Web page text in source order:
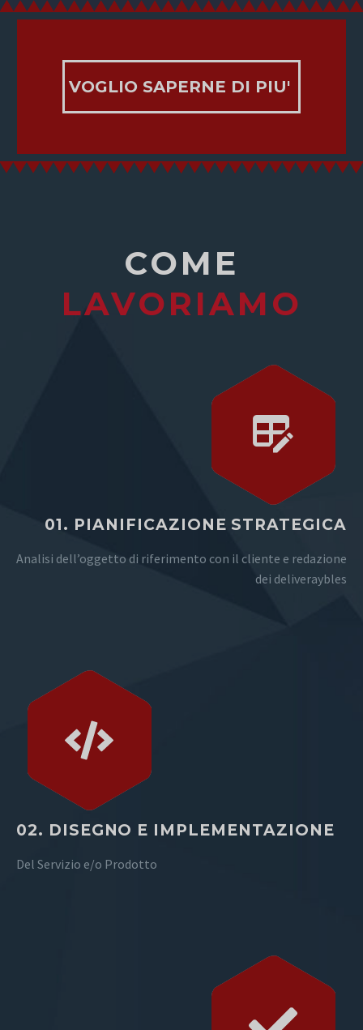
VOGLIO SAPERNE DI PIU'
COME
LAVORIAMO
01. PIANIFICAZIONE STRATEGICA
Analisi dell’oggetto di riferimento con il cliente e redazione
dei deliveraybles
02. DISEGNO E IMPLEMENTAZIONE
Del Servizio e/o Prodotto